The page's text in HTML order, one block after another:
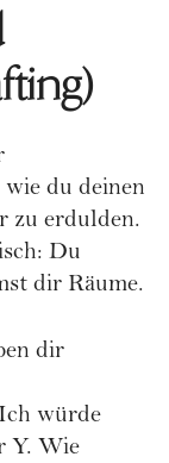
du deinen
zu erdulden.
Du
dir Räume.
dir
würde
Y. Wie